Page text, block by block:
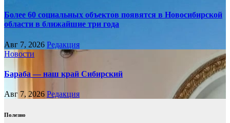
Более 60 социальных объектов появятся в Новосибирской
области в ближайшие три года
Авг 7, 2026 Редакция
Новости
Бараба — наш край Сибирский
Авг 7, 2026 Редакция
Полезно